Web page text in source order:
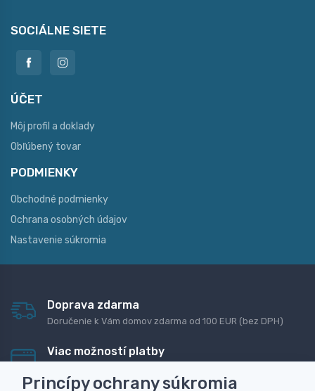
SOCIÁLNE SIETE
ÚČET
Môj profil a doklady
Obľúbený tovar
PODMIENKY
Obchodné podmienky
Ochrana osobných údajov
Nastavenie súkromia
Doprava zdarma
Doručenie k Vám domov zdarma od 100 EUR (bez DPH)
Viac možností platby
dobierku
Princípy ochrany súkromia